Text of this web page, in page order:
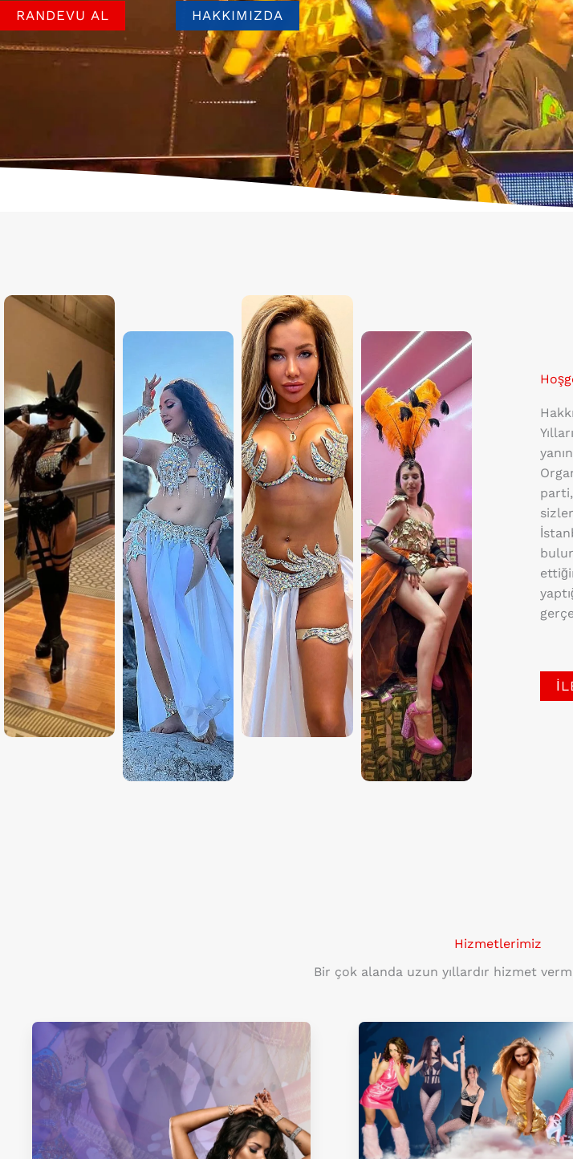
RANDEVU AL HAKKIMIZDA
Hizmetlerimiz
Bir çok alanda uzun yıllardır hizmet